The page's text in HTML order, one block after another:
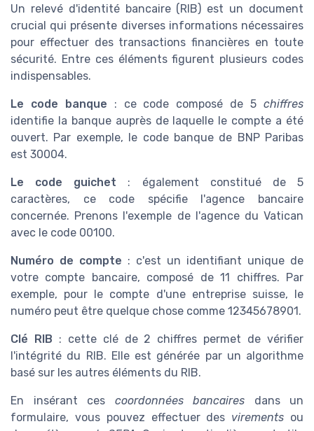
Un relevé d'identité bancaire (RIB) est un document
crucial qui présente diverses informations nécessaires
pour effectuer des transactions financières en toute
sécurité. Entre ces éléments figurent plusieurs codes
indispensables.
Le code banque : ce code composé de 5chiffres
identifie la banque auprès de laquelle le compte a été
ouvert. Par exemple, le code banque de BNP Paribas
est 30004.
Le code guichet : également constitué de 5
caractères, ce code spécifie l'agence bancaire
concernée. Prenons l'exemple de l'agence du Vatican
avec le code 00100.
Numéro de compte : c'est un identifiant unique de
votre compte bancaire, composé de 11 chiffres. Par
exemple, pour le compte d'une entreprise suisse, le
numéro peut être quelque chose comme 12345678901.
Clé RIB : cette clé de 2 chiffres permet de vérifier
l'intégrité du RIB. Elle est générée par un algorithme
basé sur les autres éléments du RIB.
En insérant ces coordonnées bancaires dans un
formulaire, vous pouvez effectuer des virements ou